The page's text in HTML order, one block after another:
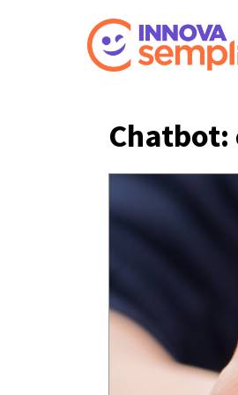
Chatbot: